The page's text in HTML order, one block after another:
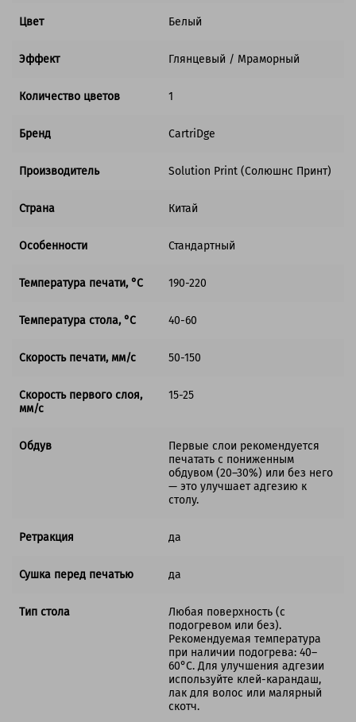
Цвет Белый
Эффект Глянцевый / Мраморный
Количество цветов 1
Бренд CartriDge
Производитель Solution Print (Солюшнс Принт)
Страна Китай
Особенности Стандартный
Температура печати, °C 190-220
Температура стола, °C 40-60
Скорость печати, мм/с 50-150
Скорость первого слоя,
мм/с
15-25
Обдув
Первые слои рекомендуется
печатать с пониженным
обдувом (20–30%) или без него
— это улучшает адгезию к
столу.
Ретракция да
Сушка перед печатью да
Тип стола
Любая поверхность (с
подогревом или без).
Рекомендуемая температура
при наличии подогрева: 40–
60°C. Для улучшения адгезии
используйте клей-карандаш,
лак для волос или малярный
скотч.